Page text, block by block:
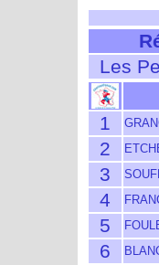
Les
1
2
3
4
5
6